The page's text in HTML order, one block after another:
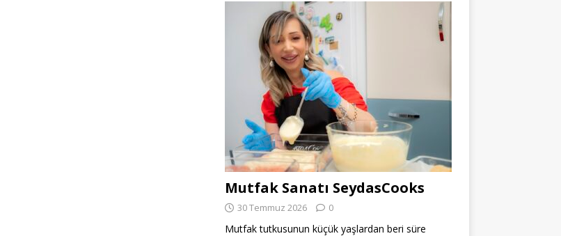
Mutfak Sanatı SeydasCooks
30 Temmuz 2026 0
Mutfak tutkusunun küçük yaşlardan beri süre